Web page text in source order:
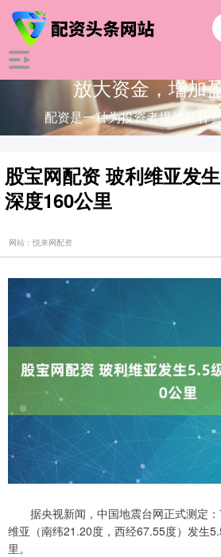
放大资金，增加
配资是一种为投资者提供杠杆
股宝网配资 玻利维亚发
深度160公里
网站：悦来网配资
据央视新闻，中国地震台网正式测定：
维亚（南纬21.20度，西经67.55度）发生
里。